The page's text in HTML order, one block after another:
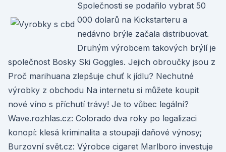
Společnosti se podařilo vybrat 50
000 dolarů na Kickstarteru a
nedávno brýle začala distribuovat.
Druhým výrobcem takových brýlí je
společnost Bosky Ski Goggles. Jejich obroučky jsou z
Proč marihuana zlepšuje chuť k jídlu? Nechutné
výrobky z obchodu Na internetu si můžete koupit
nové víno s příchutí trávy! Je to vůbec legální?
Wave.rozhlas.cz: Colorado dva roky po legalizaci
konopí: klesá kriminalita a stoupají daňové výnosy;
Burzovní svět.cz: Výrobce cigaret Marlboro investuje